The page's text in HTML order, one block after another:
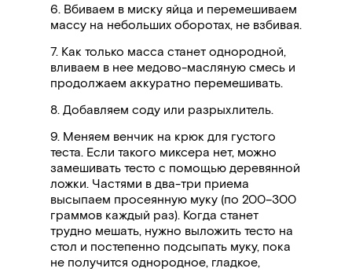
6. Вбиваем в миску яйца и перемешиваем
массу на небольших оборотах, не взбивая.
7. Как только масса станет однородной,
вливаем в нее медово-масляную смесь и
продолжаем аккуратно перемешивать.
8. Добавляем соду или разрыхлитель.
9. Меняем венчик на крюк для густого
теста. Если такого миксера нет, можно
замешивать тесто с помощью деревянной
ложки. Частями в два-три приема
высыпаем просеянную муку (по 200–300
граммов каждый раз). Когда станет
трудно мешать, нужно выложить тесто на
стол и постепенно подсыпать муку, пока
не получится однородное, гладкое,